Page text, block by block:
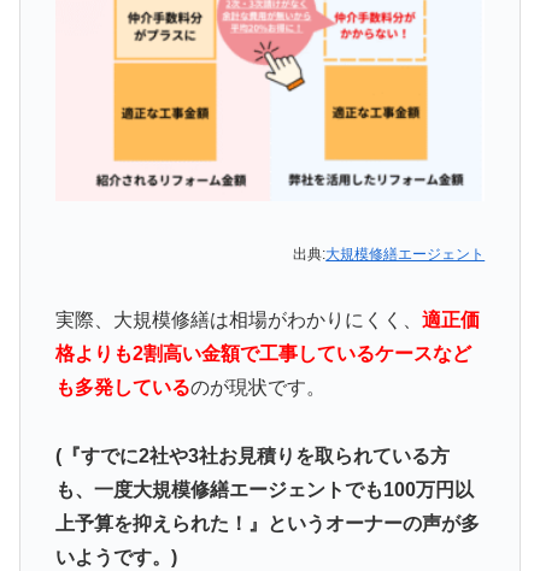
出典:大規模修繕エージェント
実際、大規模修繕は相場がわかりにくく、 適正価
格よりも2割高い金額で工事しているケースなど
も多発しているのが現状です。
(『すでに2社や3社お見積りを取られている方
も、一度大規模修繕エージェントでも100万円以
上予算を抑えられた！』というオーナーの声が多
いようです。)